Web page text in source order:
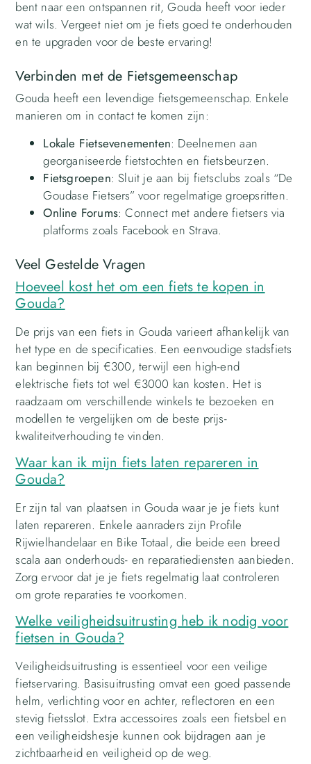
bent naar een ontspannen rit, Gouda heeft voor ieder
wat wils. Vergeet niet om je fiets goed te onderhouden
en te upgraden voor de beste ervaring!
Verbinden met de Fietsgemeenschap
Gouda heeft een levendige fietsgemeenschap. Enkele
manieren om in contact te komen zijn:
Lokale Fietsevenementen: Deelnemen aan
georganiseerde fietstochten en fietsbeurzen.
Fietsgroepen: Sluit je aan bij fietsclubs zoals “De
Goudase Fietsers” voor regelmatige groepsritten.
Online Forums: Connect met andere fietsers via
platforms zoals Facebook en Strava.
Veel Gestelde Vragen
Hoeveel kost het om een fiets te kopen in
Gouda?
De prijs van een fiets in Gouda varieert afhankelijk van
het type en de specificaties. Een eenvoudige stadsfiets
kan beginnen bij €300, terwijl een high-end
elektrische fiets tot wel €3000 kan kosten. Het is
raadzaam om verschillende winkels te bezoeken en
modellen te vergelijken om de beste prijs-
kwaliteitverhouding te vinden.
Waar kan ik mijn fiets laten repareren in
Gouda?
Er zijn tal van plaatsen in Gouda waar je je fiets kunt
laten repareren. Enkele aanraders zijn Profile
Rijwielhandelaar en Bike Totaal, die beide een breed
scala aan onderhouds- en reparatiediensten aanbieden.
Zorg ervoor dat je je fiets regelmatig laat controleren
om grote reparaties te voorkomen.
Welke veiligheidsuitrusting heb ik nodig voor
fietsen in Gouda?
Veiligheidsuitrusting is essentieel voor een veilige
fietservaring. Basisuitrusting omvat een goed passende
helm, verlichting voor en achter, reflectoren en een
stevig fietsslot. Extra accessoires zoals een fietsbel en
een veiligheidshesje kunnen ook bijdragen aan je
zichtbaarheid en veiligheid op de weg.